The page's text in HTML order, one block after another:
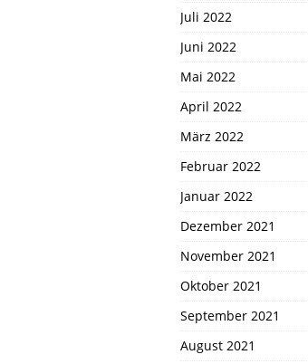
Juli 2022
Juni 2022
Mai 2022
April 2022
März 2022
Februar 2022
Januar 2022
Dezember 2021
November 2021
Oktober 2021
September 2021
August 2021